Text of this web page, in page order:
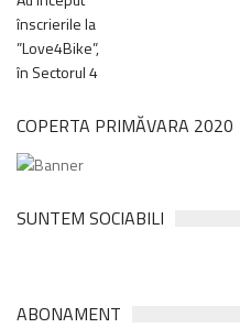
COPERTA PRIMĂVARA 2020
SUNTEM SOCIABILI
ABONAMENT